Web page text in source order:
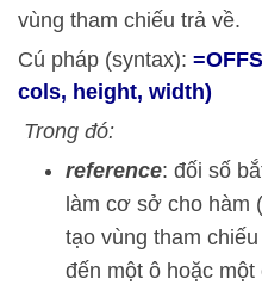
vùng tham chiếu trả về.
Cú pháp (syntax):
cols, height, width)
Trong đó:
reference: đối số
làm cơ sở cho hàm
tạo vùng tham
đến một ô hoặc